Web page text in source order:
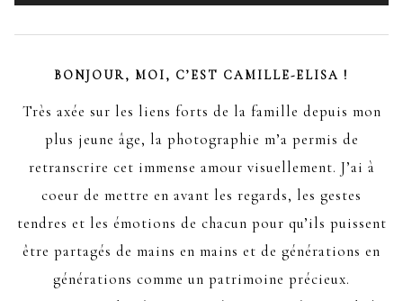
BONJOUR, MOI, C’EST CAMILLE-ELISA !
Très axée sur les liens forts de la famille depuis mon
plus jeune âge, la photographie m’a permis de
retranscrire cet immense amour visuellement. J’ai à
coeur de mettre en avant les regards, les gestes
tendres et les émotions de chacun pour qu’ils puissent
être partagés de mains en mains et de générations en
générations comme un patrimoine précieux.